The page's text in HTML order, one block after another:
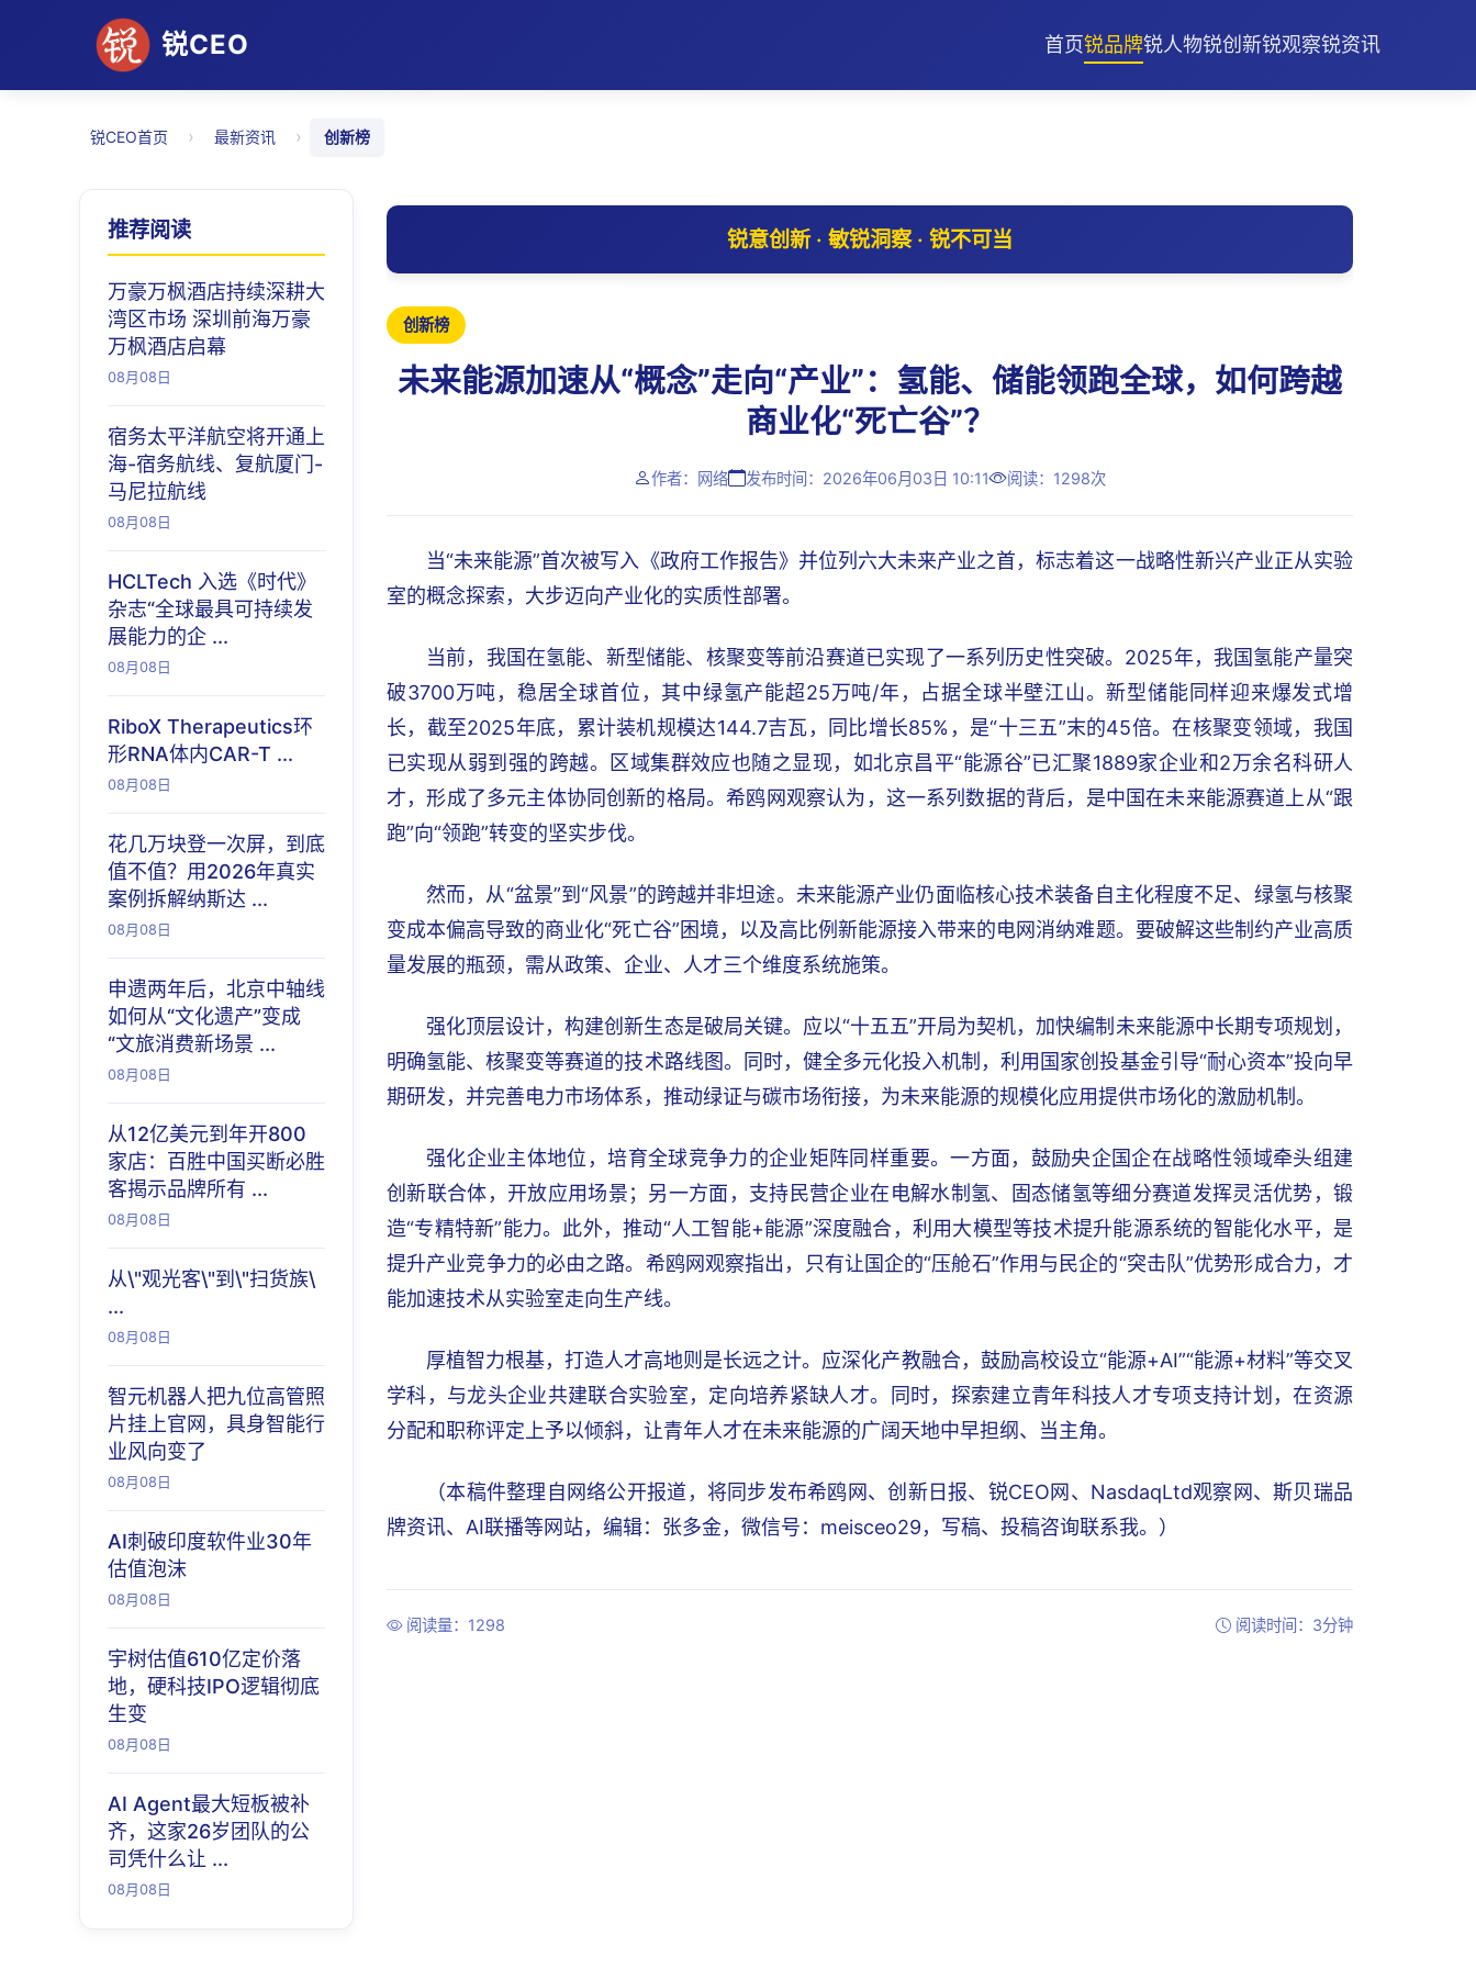
锐CEO 首页锐品牌锐人物锐创新锐观察锐资讯
锐CEO首页 › 最新资讯 › 创新榜
推荐阅读
万豪万枫酒店持续深耕大
湾区市场 深圳前海万豪
万枫酒店启幕
08月08日
宿务太平洋航空将开通上
海-宿务航线、复航厦门-
马尼拉航线
08月08日
HCLTech 入选《时代》
杂志“全球最具可持续发
展能力的企 ...
08月08日
RiboX Therapeutics环
形RNA体内CAR-T ...
08月08日
花几万块登一次屏，到底
值不值？用2026年真实
案例拆解纳斯达 ...
08月08日
申遗两年后，北京中轴线
如何从“文化遗产”变成
“文旅消费新场景 ...
08月08日
从12亿美元到年开800
家店：百胜中国买断必胜
客揭示品牌所有 ...
08月08日
从\"观光客\"到\"扫货族\
...
08月08日
智元机器人把九位高管照
片挂上官网，具身智能行
业风向变了
08月08日
AI刺破印度软件业30年
估值泡沫
08月08日
宇树估值610亿定价落
地，硬科技IPO逻辑彻底
生变
08月08日
AI Agent最大短板被补
齐，这家26岁团队的公
司凭什么让 ...
08月08日
锐意创新 · 敏锐洞察 · 锐不可当
创新榜
未来能源加速从“概念”走向“产业”：氢能、储能领跑全球，如何跨越
商业化“死亡谷”？
作者：网络 发布时间：2026年06月03日 10:11 阅读：1298次
当“未来能源”首次被写入《政府工作报告》并位列六大未来产业之首，标志着这一战略性新兴产业正从实验
室的概念探索，大步迈向产业化的实质性部署。
当前，我国在氢能、新型储能、核聚变等前沿赛道已实现了一系列历史性突破。2025年，我国氢能产量突
破3700万吨，稳居全球首位，其中绿氢产能超25万吨/年，占据全球半壁江山。新型储能同样迎来爆发式增
长，截至2025年底，累计装机规模达144.7吉瓦，同比增长85%，是“十三五”末的45倍。在核聚变领域，我国
已实现从弱到强的跨越。区域集群效应也随之显现，如北京昌平“能源谷”已汇聚1889家企业和2万余名科研人
才，形成了多元主体协同创新的格局。希鸥网观察认为，这一系列数据的背后，是中国在未来能源赛道上从“跟
跑”向“领跑”转变的坚实步伐。
然而，从“盆景”到“风景”的跨越并非坦途。未来能源产业仍面临核心技术装备自主化程度不足、绿氢与核聚
变成本偏高导致的商业化“死亡谷”困境，以及高比例新能源接入带来的电网消纳难题。要破解这些制约产业高质
量发展的瓶颈，需从政策、企业、人才三个维度系统施策。
强化顶层设计，构建创新生态是破局关键。应以“十五五”开局为契机，加快编制未来能源中长期专项规划，
明确氢能、核聚变等赛道的技术路线图。同时，健全多元化投入机制，利用国家创投基金引导“耐心资本”投向早
期研发，并完善电力市场体系，推动绿证与碳市场衔接，为未来能源的规模化应用提供市场化的激励机制。
强化企业主体地位，培育全球竞争力的企业矩阵同样重要。一方面，鼓励央企国企在战略性领域牵头组建
创新联合体，开放应用场景；另一方面，支持民营企业在电解水制氢、固态储氢等细分赛道发挥灵活优势，锻
造“专精特新”能力。此外，推动“人工智能+能源”深度融合，利用大模型等技术提升能源系统的智能化水平，是
提升产业竞争力的必由之路。希鸥网观察指出，只有让国企的“压舱石”作用与民企的“突击队”优势形成合力，才
能加速技术从实验室走向生产线。
厚植智力根基，打造人才高地则是长远之计。应深化产教融合，鼓励高校设立“能源+AI”“能源+材料”等交叉
学科，与龙头企业共建联合实验室，定向培养紧缺人才。同时，探索建立青年科技人才专项支持计划，在资源
分配和职称评定上予以倾斜，让青年人才在未来能源的广阔天地中早担纲、当主角。
（本稿件整理自网络公开报道，将同步发布希鸥网、创新日报、锐CEO网、NasdaqLtd观察网、斯贝瑞品
牌资讯、AI联播等网站，编辑：张多金，微信号：meisceo29，写稿、投稿咨询联系我。）
阅读量：1298 阅读时间：3分钟